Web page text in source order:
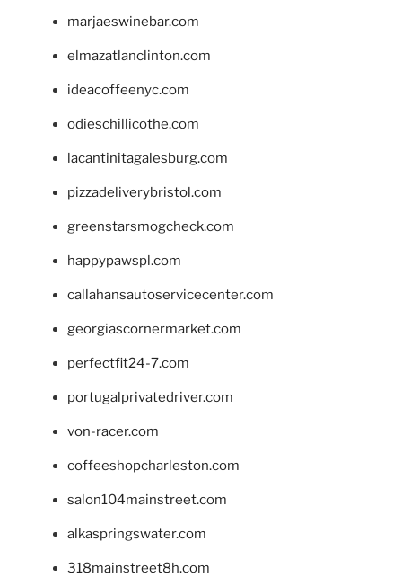
marjaeswinebar.com
elmazatlanclinton.com
ideacoffeenyc.com
odieschillicothe.com
lacantinitagalesburg.com
pizzadeliverybristol.com
greenstarsmogcheck.com
happypawspl.com
callahansautoservicecenter.com
georgiascornermarket.com
perfectfit24-7.com
portugalprivatedriver.com
von-racer.com
coffeeshopcharleston.com
salon104mainstreet.com
alkaspringswater.com
318mainstreet8h.com